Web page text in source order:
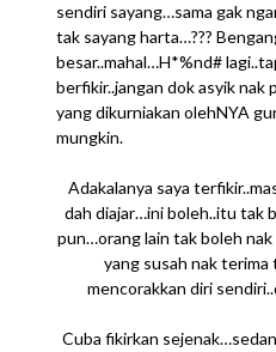
sendiri sayang…sama gak
tak sayang harta…???
besar..mahal…H*%nd#
berfikir..jangan dok asyik
yang dikurniakan olehNYA
mungkin.
Adakalanya saya
dah diajar…ini boleh..itu tak
pun…orang lain tak boleh
yang susah nak
mencorakkan diri
Cuba fikirkan